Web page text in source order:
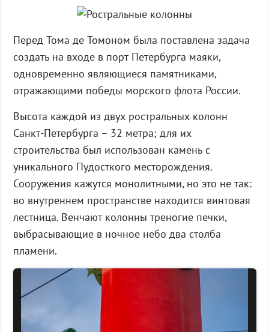
Перед Тома де Томоном была поставлена задача
создать на входе в порт Петербурга маяки,
одновременно являющиеся памятниками,
отражающими победы морского флота России.
Высота каждой из двух ростральных колонн
Санкт-Петербурга – 32 метра; для их
строительства был использован камень с
уникального Пудосткого месторождения.
Сооружения кажутся монолитными, но это не так:
во внутреннем пространстве находится винтовая
лестница. Венчают колонны треногие печки,
выбрасывающие в ночное небо два столба
пламени.